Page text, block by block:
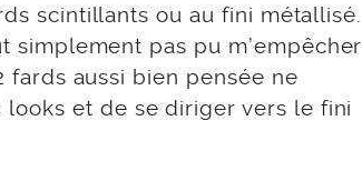
scintillants ou au fini métallisé.
simplement pas pu m’empêcher
aussi bien pensée ne
et de se diriger vers le fini